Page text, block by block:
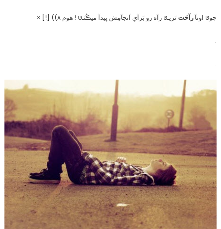
چوטּ اونآرآحَتتَریـטּ رآه رو بَرآیِ اَنجآمِش پیدآ میڪُنَـטּ ! هوم ۸)) [!] ×
.
.